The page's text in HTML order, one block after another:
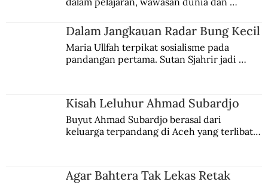
Jules Verne, Multatuli, hingga Sun Yat-sen.
Dalam Jangkauan Radar Bung Kecil
Maria Ullfah terpikat sosialisme pada
pandangan pertama. Sutan Sjahrir jadi
Kisah Leluhur Ahmad Subardjo
Buyut Ahmad Subardjo berasal dari
keluarga terpandang di Aceh yang terlibat
Agar Bahtera Tak Lekas Retak